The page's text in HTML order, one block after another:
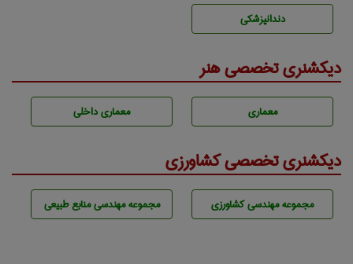
دندانپزشكی
دیکشنری تخصصی هنر
معماری معماری داخلی
دیکشنری تخصصی کشاورزی
مجموعه مهندسی كشاورزی مجموعه مهندسی منابع طبيعی